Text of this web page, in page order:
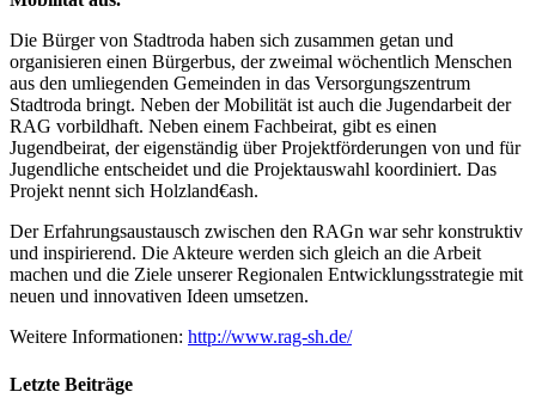
Die Bürger von Stadtroda haben sich zusammen getan und
organisieren einen Bürgerbus, der zweimal wöchentlich Menschen
aus den umliegenden Gemeinden in das Versorgungszentrum
Stadtroda bringt. Neben der Mobilität ist auch die Jugendarbeit der
RAG vorbildhaft. Neben einem Fachbeirat, gibt es einen
Jugendbeirat, der eigenständig über Projektförderungen von und für
Jugendliche entscheidet und die Projektauswahl koordiniert. Das
Projekt nennt sich Holzland€ash.
Der Erfahrungsaustausch zwischen den RAGn war sehr konstruktiv
und inspirierend. Die Akteure werden sich gleich an die Arbeit
machen und die Ziele unserer Regionalen Entwicklungsstrategie mit
neuen und innovativen Ideen umsetzen.
Weitere Informationen: http://www.rag-sh.de/
Letzte Beiträge